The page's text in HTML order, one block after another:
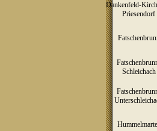
Dankenfeld-
Priesendorf
Schleichach